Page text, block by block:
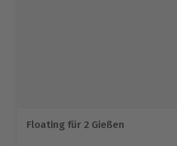
Floating für 2 Gießen